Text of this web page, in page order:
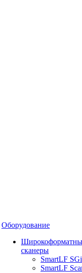
Оборудование
сканеры
SmartLF SGi
SmartLF